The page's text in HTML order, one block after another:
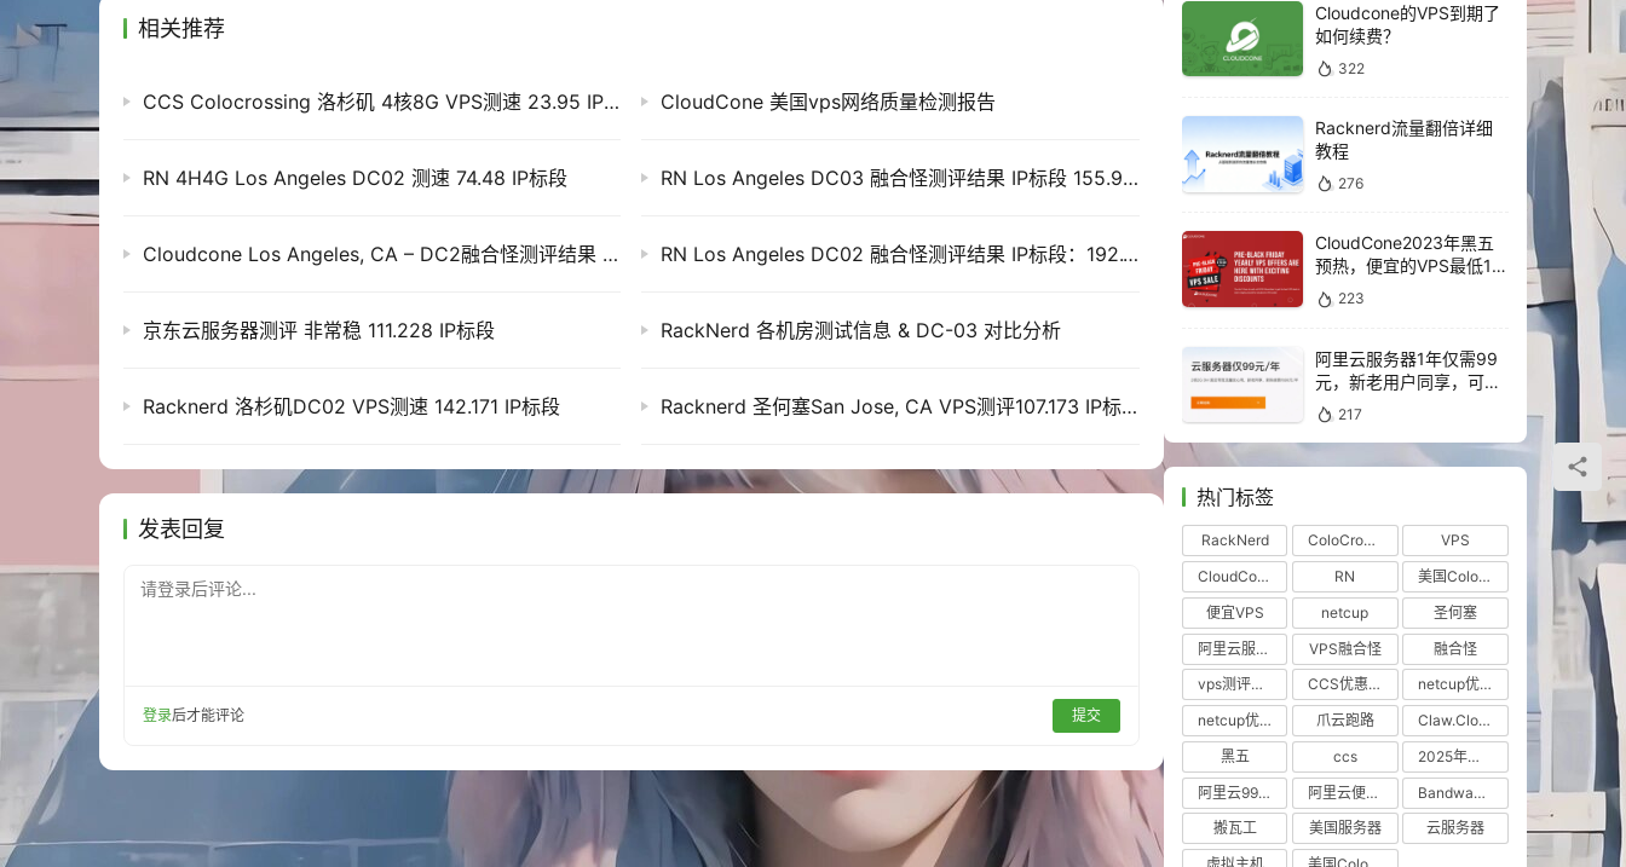
net.ipv4.tcp_sack = 1
net.ipv4.tcp_max_tw_buckets = 8192
net.ipv4.tcp_tw_reuse = 1
CDN available, using CDN
2026-05-28T04:03:29Z chronyd version 4.6.1 starting (+CMDMON +NTP +REFCLOCK +RTC +PRIVDROP +SCFILTER +SIGND +ASYNCDNS +NTS +SECHASH +IPV6 -DEBUG)
2026-05-28T04:03:29Z Frequency -18.561 +/- 1000000.000 ppm read from /var/lib/chrony/chrony.drift
2026-05-28T04:03:34Z System clock wrong by -0.003313 seconds (step)
Reading package lists...
Building dependency tree...
Reading state information...
The following additional packages will be installed:
The following NEW packages will be installed:
Get:1 http://deb.debian.org/debian trixie/main amd64 libaio1t64 amd64 0.3.113-8+b1 [14.9 kB]
Get:2 http://deb.debian.org/debian trixie/main amd64 libluajit-5.1-common all 2.1.0+openresty20250117-2 [53.3 kB]
Get:3 http://deb.debian.org/debian trixie/main amd64 libluajit-5.1-2 amd64 2.1.0+openresty20250117-2 [265 kB]
Get:4 http://deb.debian.org/debian trixie/main amd64 sysbench amd64 1.0.20+ds-7 [111 kB]
Fetched 445 kB in 0s (11.1 MB/s)
                                Selecting previously unselected package libaio1t64:amd64.
(Reading database ... 60506 files and directories currently installed.)
相关推荐
CCS Colocrossing 洛杉矶 4核8G VPS测速 23.95 IP标段 CloudCone 美国vps网络质量检测报告
RN 4H4G Los Angeles DC02 测速 74.48 IP标段 RN Los Angeles DC03 融合怪测评结果 IP标段 155.94.***.137
Cloudcone Los Angeles, CA – DC2融合怪测评结果 IP标段：64.112.**.90 RN Los Angeles DC02 融合怪测评结果 IP标段：192.129.***.137
京东云服务器测评 非常稳 111.228 IP标段 RackNerd 各机房测试信息 & DC-03 对比分析
Racknerd 洛杉矶DC02 VPS测速 142.171 IP标段 Racknerd 圣何塞San Jose, CA VPS测评107.173 IP标段
发表回复
请登录后评论...
登录后才能评论 提交
Cloudcone的VPS到期了
如何续费？
322
Racknerd流量翻倍详细
教程
276
CloudCone2023年黑五
预热，便宜的VPS最低1年
仅需16.5美元
223
阿里云服务器1年仅需99
元，新老用户同享，可续
费4年！！
217
热门标签
RackNerd ColoCrossing
VPS
CloudCone
RN
美国ColoCrossing机房
便宜VPS
netcup
圣何塞
阿里云服务器优惠
VPS融合怪
融合怪
vps测评工具
CCS优惠VPS
netcup优惠券
netcup优惠VPS
爪云跑路
Claw.Cloud
黑五
ccs
2025年黑色星期五
阿里云99元服务器
阿里云便宜服务器
BandwagonHost
搬瓦工
美国服务器
云服务器